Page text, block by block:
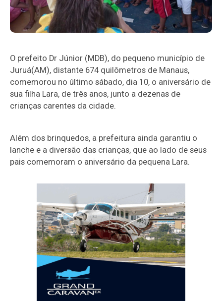
O prefeito Dr Júnior (MDB), do pequeno município de
Juruá(AM), distante 674 quilômetros de Manaus,
comemorou no último sábado, dia 10, o aniversário de
sua filha Lara, de três anos, junto a dezenas de
crianças carentes da cidade.
Além dos brinquedos, a prefeitura ainda garantiu o
lanche e a diversão das crianças, que ao lado de seus
pais comemoram o aniversário da pequena Lara.